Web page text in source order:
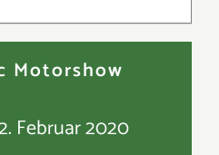
Motorshow
Februar 2020